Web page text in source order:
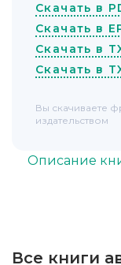
Описание
Все книги
Скачать в
Скачать в
Скачать в
Скачать в
Вы скачиваете
издательством